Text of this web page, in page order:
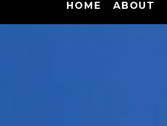
HOME ABOUT